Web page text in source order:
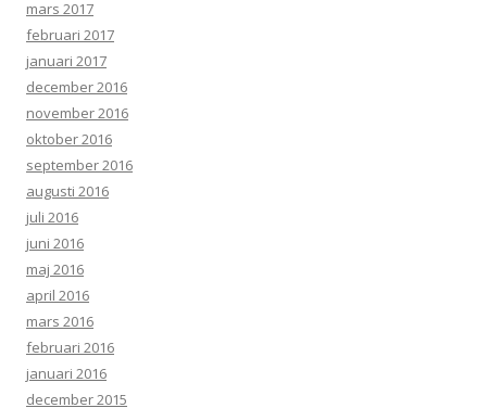
mars 2017
februari 2017
januari 2017
december 2016
november 2016
oktober 2016
september 2016
augusti 2016
juli 2016
juni 2016
maj 2016
april 2016
mars 2016
februari 2016
januari 2016
december 2015